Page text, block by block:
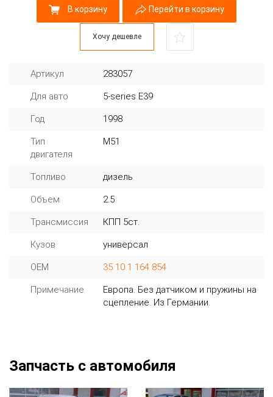
В корзину Перейти в корзину
Хочу дешевле
Артикул 283057
Для авто 5-series E39
Год 1998
Тип
двигателя
M51
Топливо дизель
Объем 2.5
Трансмиссия КПП 5ст.
Кузов универсал
OEM 35 10 1 164 854
Примечание
Европа. Без датчиком и пружины на
сцепление. Из Германии.
Запчасть с автомобиля